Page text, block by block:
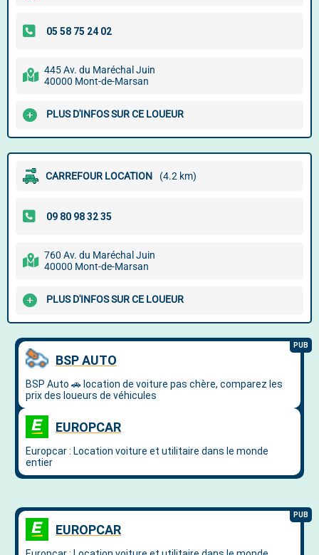
445 Av. du Maréchal Juin
40000 Mont-de-Marsan
PLUS D'INFOS SUR CE LOUEUR
CARREFOUR LOCATION (4.2 km)
760 Av. du Maréchal Juin
40000 Mont-de-Marsan
PLUS D'INFOS SUR CE LOUEUR